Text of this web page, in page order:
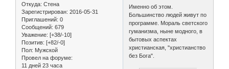
Откуда: Стена
Зарегистрирован: 2016-05-31
Приглашений: 0
Сообщений: 679
Уважение: [+38/-10]
Позитив: [+82/-0]
Пол: Мужской
Провел на форуме:
11 дней 23 часа
Именно об этом.
Большинство людей живут по
программе. Мораль светского
гуманизма, ныне модного, в
бытовых аспектах
христианская, "христианство
без Бога".